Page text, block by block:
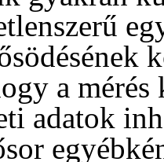
a
adatok